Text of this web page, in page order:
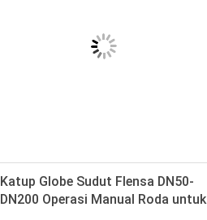
Katup Globe Sudut Flensa DN50-
DN200 Operasi Manual Roda untuk